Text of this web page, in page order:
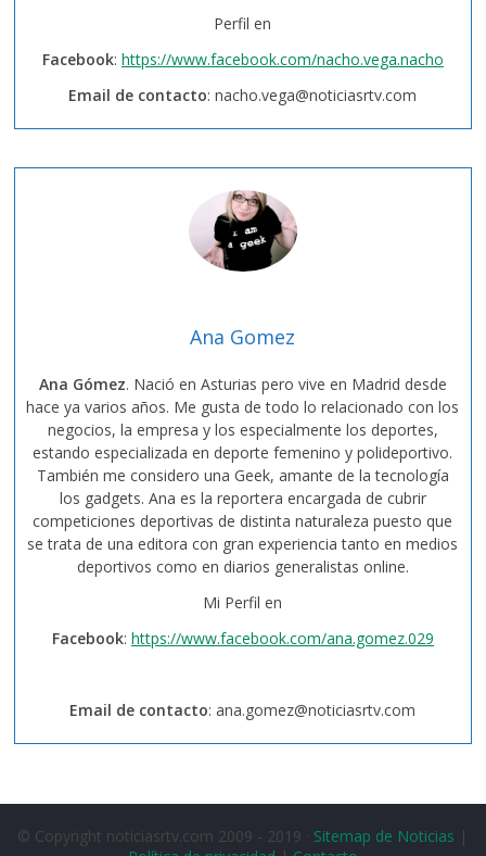
Perfil en
Facebook: https://www.facebook.com/nacho.vega.nacho
Email de contacto:nacho.vega@noticiasrtv.com
Ana Gomez
Ana Gómez. Nació en Asturias pero vive en Madrid desde
hace ya varios años. Me gusta de todo lo relacionado con los
negocios, la empresa y los especialmente los deportes,
estando especializada en deporte femenino y polideportivo.
También me considero una Geek, amante de la tecnología
los gadgets. Ana es la reportera encargada de cubrir
competiciones deportivas de distinta naturaleza puesto que
se trata de una editora con gran experiencia tanto en medios
deportivos como en diarios generalistas online.
Mi Perfil en
Facebook: https://www.facebook.com/ana.gomez.029
Email de contacto:ana.gomez@noticiasrtv.com
© Copyright noticiasrtv.com 2009 - 2019 · Sitemap de Noticias |